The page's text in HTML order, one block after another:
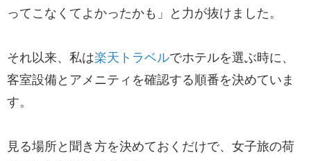
ってこなくてよかったかも」と力が抜けました。
それ以来、私は楽天トラベルでホテルを選ぶ時に、
客室設備とアメニティを確認する順番を決めていま
す。
見る場所と聞き方を決めておくだけで、女子旅の荷